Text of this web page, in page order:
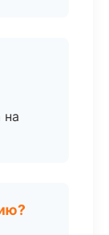
на